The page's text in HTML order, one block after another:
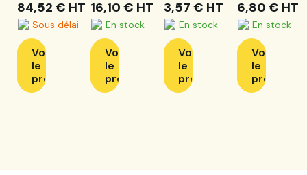
84,52 € HT
Sous délai
Voir
le
produit
clefs
16,10 € HT
En stock
Voir
le
produit
Ebc
170380
3,57 € HT
En stock
Voir
le
produit
316
6,80 € HT
En stock
Voir
le
produit